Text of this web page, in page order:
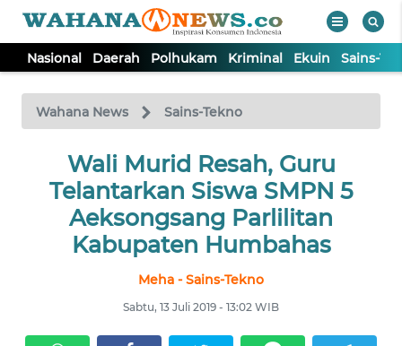
Nasional Daerah Polhukam Kriminal Ekuin Sains-
Wahana News Sains-Tekno
Wali Murid Resah, Guru
Telantarkan Siswa SMPN 5
Aeksongsang Parlilitan
Kabupaten Humbahas
Meha - Sains-Tekno
Sabtu, 13 Juli 2019 - 13:02 WIB
TV
Tutup
NASIONAL
DAERAH